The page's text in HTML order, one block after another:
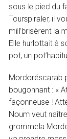
sous le pied du
Tourspiraler, il
mill’brisèrent la
Elle hurlottait à
pot, un
Mordoréscarab
bougonnant : «
façonneuse !
Noum veut
grommela